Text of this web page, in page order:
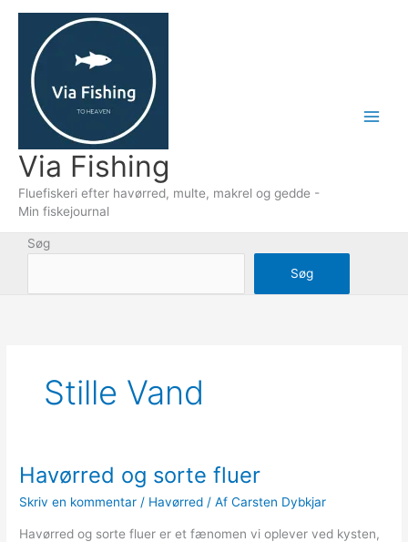
indholdet
Via Fishing
Fluefiskeri efter havørred, multe, makrel og gedde -
Min fiskejournal
Søg
Søg
Stille Vand
Havørred og sorte fluer
Skriv en kommentar / Havørred / AfCarsten Dybkjar
Havørred og sorte fluer er et fænomen vi oplever ved kysten,